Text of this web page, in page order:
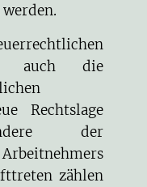
auch die
Rechtslage
der
zählen